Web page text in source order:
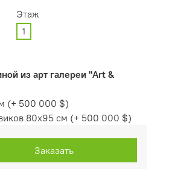
Этаж
1
из арт галереи "Art &
(+ 500 000 $)
80х95 см (+ 500 000 $)
Заказать